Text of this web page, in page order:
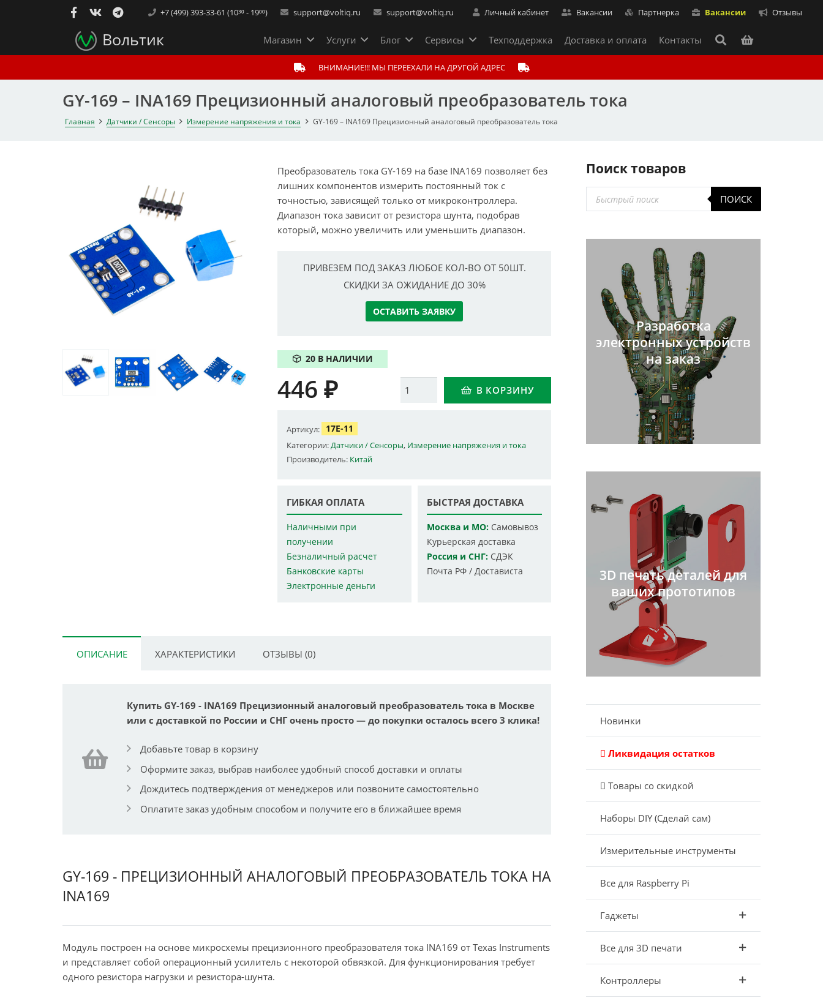
+7 (499) 393-33-61 (10³⁰ - 19⁰⁰) support@voltiq.ru support@voltiq.ru Личный кабинет Вакансии Партнерка Вакансии Отзывы
Вольтик Магазин Услуги Блог Сервисы Техподдержка Доставка и оплата Контакты
ВНИМАНИЕ!!! МЫ ПЕРЕЕХАЛИ НА ДРУГОЙ АДРЕС
GY-169 – INA169 Прецизионный аналоговый преобразователь тока
Главная Датчики / Сенсоры Измерение напряжения и тока GY-169 – INA169 Прецизионный аналоговый преобразователь тока
Преобразователь тока GY-169 на базе INA169 позволяет без
лишних компонентов измерить постоянный ток с
точностью, зависящей только от микроконтроллера.
Диапазон тока зависит от резистора шунта, подобрав
который, можно увеличить или уменьшить диапазон.
ПРИВЕЗЕМ ПОД ЗАКАЗ ЛЮБОЕ КОЛ-ВО ОТ 50ШТ.
СКИДКИ ЗА ОЖИДАНИЕ ДО 30%
ОСТАВИТЬ ЗАЯВКУ
20 В НАЛИЧИИ
Количество В КОРЗИНУ
446₽
Артикул: 17E-11
Категории:Датчики / Сенсоры, Измерение напряжения и тока
Производитель: Китай
ГИБКАЯ ОПЛАТА
Наличными при
получении
Безналичный расчет
Банковские карты
Электронные деньги
БЫСТРАЯ ДОСТАВКА
Москва и МО:Самовывоз
Курьерская доставка
Россия и СНГ:СДЭК
Почта РФ / Достависта
ОПИСАНИЕ ХАРАКТЕРИСТИКИ ОТЗЫВЫ (0)
Купить GY-169 - INA169 Прецизионный аналоговый преобразователь тока в Москве
или с доставкой по России и СНГ очень просто — до покупки осталось всего 3 клика!
Добавьте товар в корзину
Оформите заказ, выбрав наиболее удобный способ доставки и оплаты
Дождитесь подтверждения от менеджеров или позвоните самостоятельно
Оплатите заказ удобным способом и получите его в ближайшее время
GY-169 - ПРЕЦИЗИОННЫЙ АНАЛОГОВЫЙ ПРЕОБРАЗОВАТЕЛЬ ТОКА НА
INA169
Модуль построен на основе микросхемы прецизионного преобразователя тока INA169 от Texas Instruments
и представляет собой операционный усилитель с некоторой обвязкой. Для функционирования требует
одного резистора нагрузки и резистора-шунта.
Поиск товаров
Поиск
товаров
ПОИСК
Разработка
электронных устройств
на заказ
3D печать деталей для
ваших прототипов
Новинки
Ликвидация остатков
Товары со скидкой
Наборы DIY (Сделай сам)
Измерительные инструменты
Все для Raspberry Pi
Гаджеты
Все для 3D печати
Контроллеры